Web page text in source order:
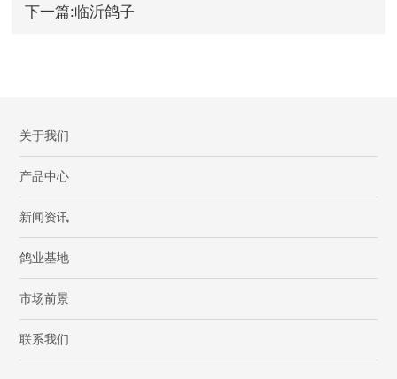
下一篇:临沂鸽子
关于我们
产品中心
新闻资讯
鸽业基地
市场前景
联系我们